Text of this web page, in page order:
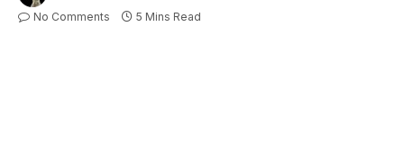
No Comments 5 Mins Read